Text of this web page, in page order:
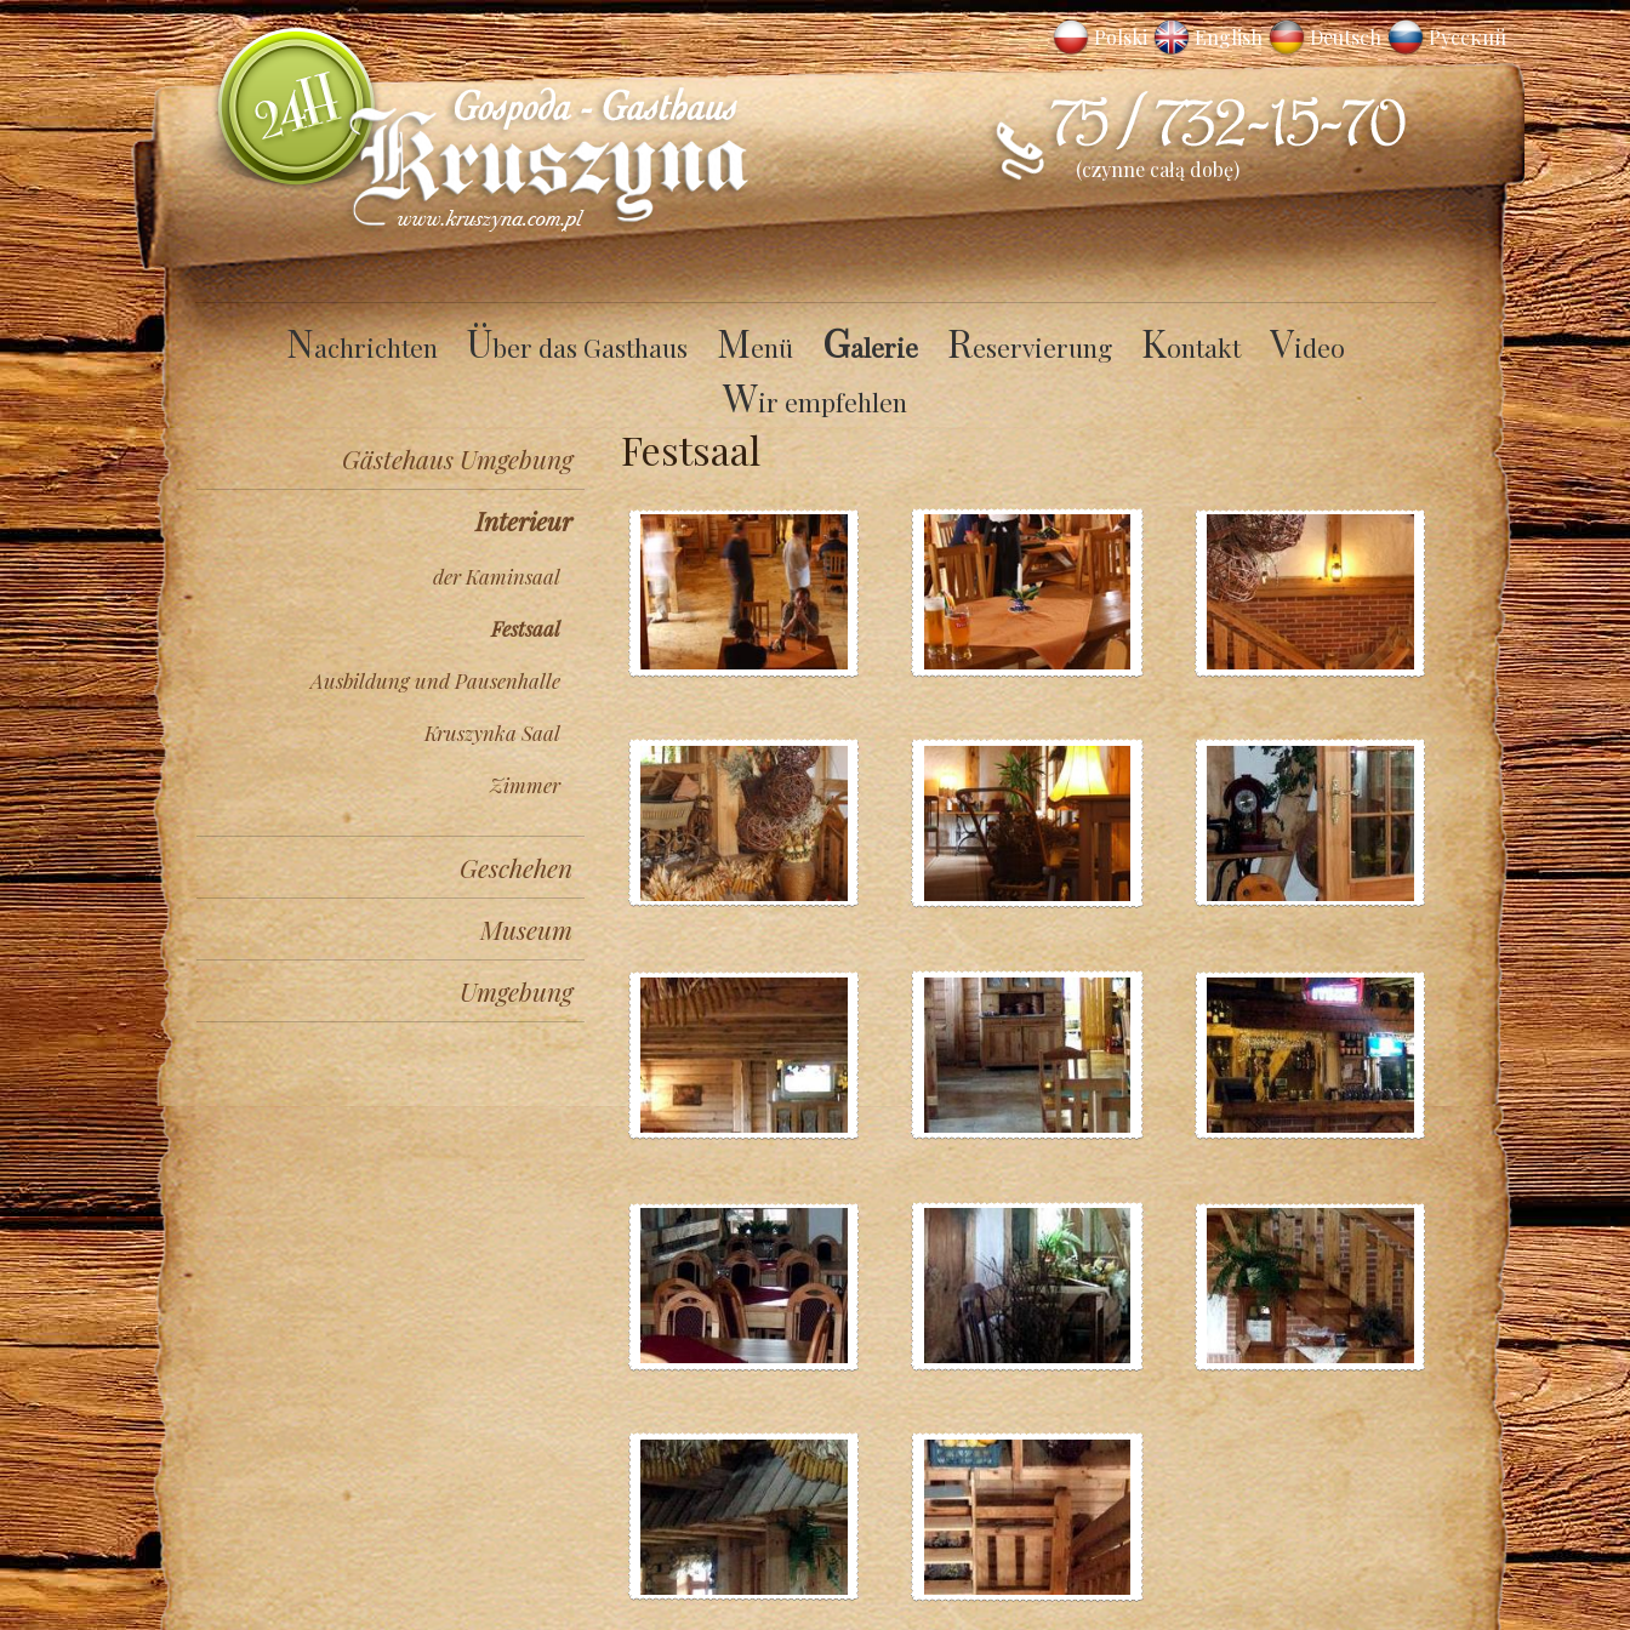
Polski English Deutsch Русский
(czynne całą dobę)
Nachrichten Über das Gasthaus Menü Galerie Reservierung Kontakt Video
Wir empfehlen
Gästehaus Umgebung
Interieur
der Kaminsaal
Festsaal
Ausbildung und Pausenhalle
Kruszynka Saal
Zimmer
Geschehen
Museum
Umgebung
Festsaal